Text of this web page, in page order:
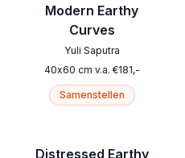
Modern Earthy
Curves
Yuli Saputra
40x60 cm v.a. €181,-
Samenstellen
Distressed Earthy